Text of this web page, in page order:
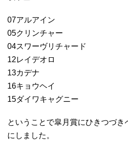
07アルアイン
05クリンチャー
04スワーヴリチャード
12レイデオロ
13カデナ
16キョウヘイ
15ダイワキャグニー
ということで皐月賞にひきつづ
にしました。